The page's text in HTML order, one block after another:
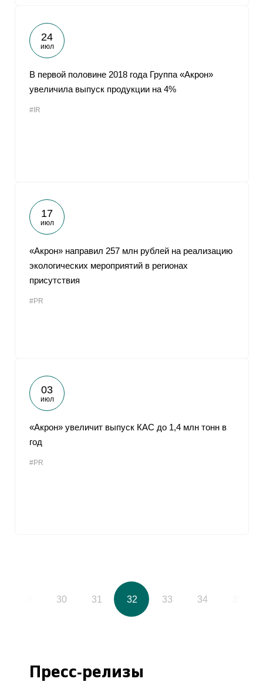
24
июл
В первой половине 2018 года Группа «Акрон»
увеличила выпуск продукции на 4%
#IR
17
июл
«Акрон» направил 257 млн рублей на реализацию
экологических мероприятий в регионах
присутствия
#PR
03
июл
«Акрон» увеличит выпуск КАС до 1,4 млн тонн в
год
#PR
30 31 32 33 34
Пресс-релизы